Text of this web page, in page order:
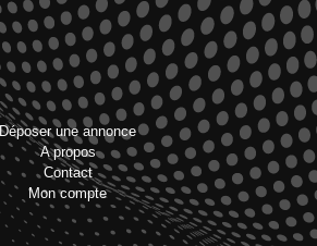
Déposer une annonce
A propos
Contact
Mon compte